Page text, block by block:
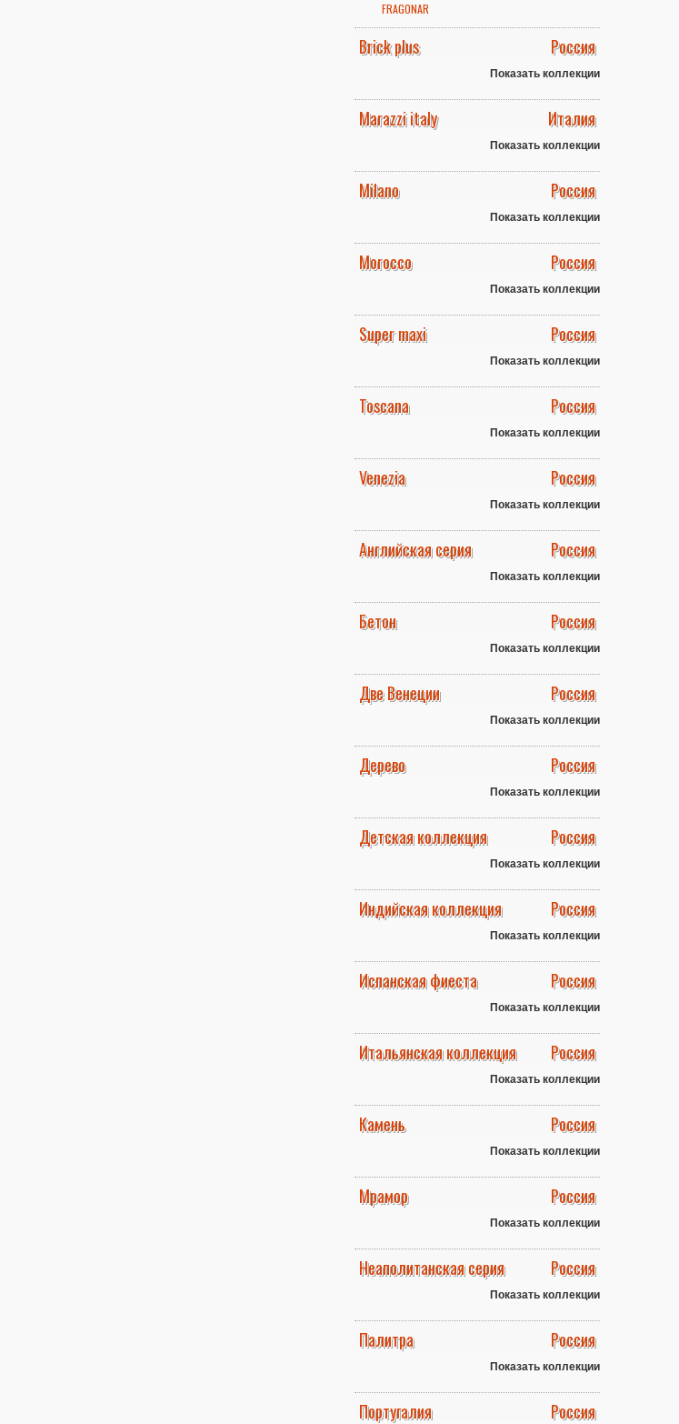
FRAGONAR
Brick plus Россия
Показать коллекции
Marazzi italy Италия
Показать коллекции
Milano Россия
Показать коллекции
Morocco Россия
Показать коллекции
Super maxi Россия
Показать коллекции
Toscana Россия
Показать коллекции
Venezia Россия
Показать коллекции
Английская серия Россия
Показать коллекции
Бетон Россия
Показать коллекции
Две Венеции Россия
Показать коллекции
Дерево Россия
Показать коллекции
Детская коллекция Россия
Показать коллекции
Индийская коллекция Россия
Показать коллекции
Испанская фиеста Россия
Показать коллекции
Итальянская коллекция Россия
Показать коллекции
Камень Россия
Показать коллекции
Мрамор Россия
Показать коллекции
Неаполитанская серия Россия
Показать коллекции
Палитра Россия
Показать коллекции
Португалия Россия